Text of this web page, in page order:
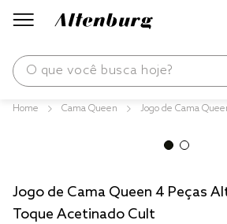
O que você busca hoje?
Cama Queen Jogo de Cama
Jogo de Cama Queen 4 Peças
Toque Acetinado Cult